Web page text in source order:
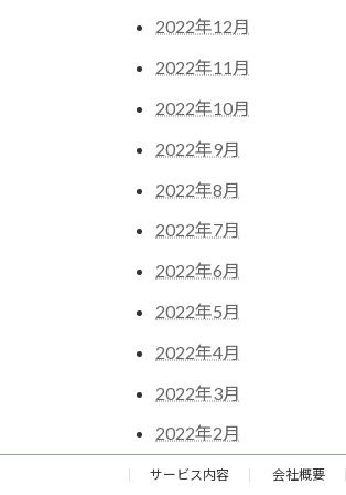
2022年12月
2022年11月
2022年10月
2022年9月
2022年8月
2022年7月
2022年6月
2022年5月
2022年4月
2022年3月
2022年2月
サービス内容 会社概要